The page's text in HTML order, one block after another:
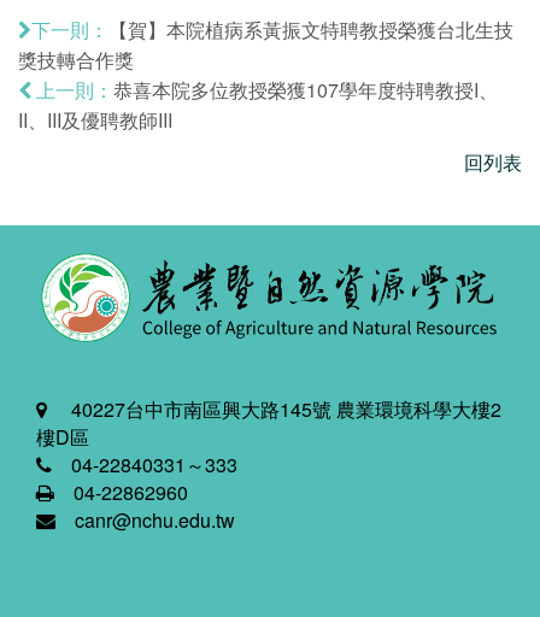
下一則：
【賀】本院植病系黃振文特聘教授榮獲台北生技
獎技轉合作獎
上一則： 恭喜本院多位教授榮獲107學年度特聘教授I、
II、III及優聘教師III
回列表
40227台中市南區興大路145號 農業環境科學大樓2
樓D區
04-22840331～333
04-22862960
canr@nchu.edu.tw